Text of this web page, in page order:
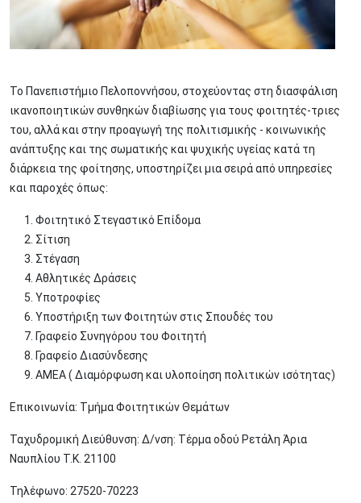
Το Πανεπιστήμιο Πελοποννήσου, στοχεύοντας στη διασφάλιση
ικανοποιητικών συνθηκών διαβίωσης για τους φοιτητές-τριες
του, αλλά και στην προαγωγή της πολιτισμικής - κοινωνικής
ανάπτυξης και της σωματικής και ψυχικής υγείας κατά τη
διάρκεια της φοίτησης, υποστηρίζει μια σειρά από υπηρεσίες
και παροχές όπως:
Φοιτητικό Στεγαστικό Επίδομα
Σίτιση
Στέγαση
Αθλητικές Δράσεις
Υποτροφίες
Υποστήριξη των Φοιτητών στις Σπουδές του
Γραφείο Συνηγόρου του Φοιτητή
Γραφείο Διασύνδεσης
ΑΜΕΑ ( Διαμόρφωση και υλοποίηση πολιτικών ισότητας)
Επικοινωνία: Τμήμα Φοιτητικών Θεμάτων
Ταχυδρομική Διεύθυνση: Δ/νση: Τέρμα οδού Ρετάλη Άρια
Ναυπλίου Τ.Κ. 21100
Τηλέφωνο: 27520-70223